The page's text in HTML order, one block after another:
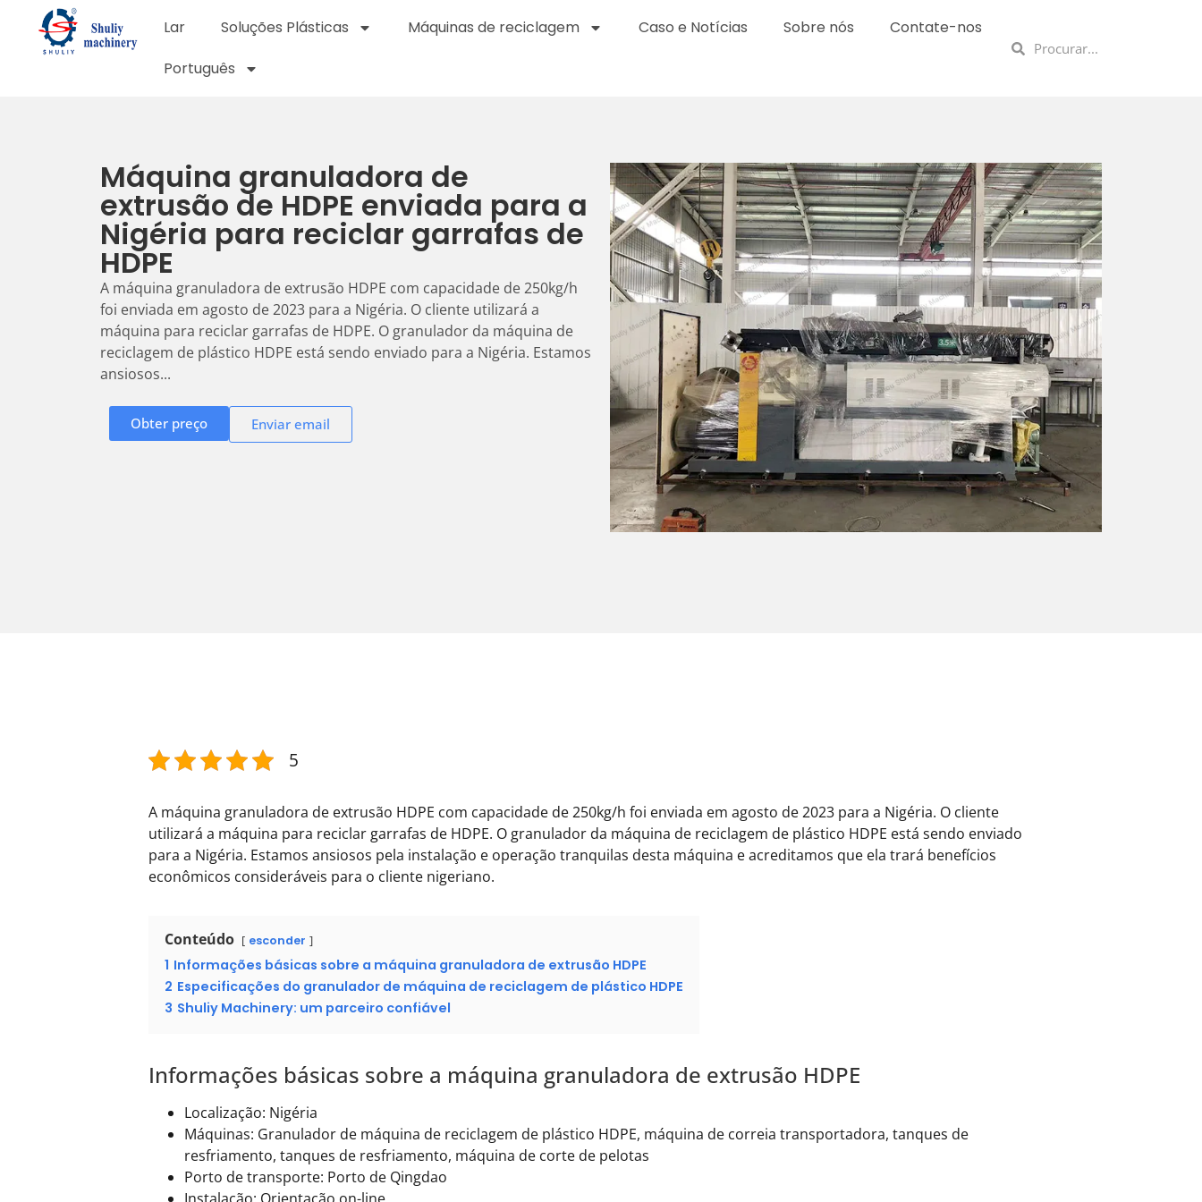
Lar Soluções Plásticas Máquinas de reciclagem Caso e Notícias Sobre nós
Contate-nos
Português
Máquina granuladora de
extrusão de HDPE enviada para a
Nigéria para reciclar garrafas de
HDPE
A máquina granuladora de extrusão HDPE com capacidade de 250kg/h
foi enviada em agosto de 2023 para a Nigéria. O cliente utilizará a
máquina para reciclar garrafas de HDPE. O granulador da máquina de
reciclagem de plástico HDPE está sendo enviado para a Nigéria. Estamos
ansiosos...
Obter preço Enviar email
5
A máquina granuladora de extrusão HDPE com capacidade de 250kg/h foi enviada em agosto de 2023 para a Nigéria. O cliente
utilizará a máquina para reciclar garrafas de HDPE. O granulador da máquina de reciclagem de plástico HDPE está sendo enviado
para a Nigéria. Estamos ansiosos pela instalação e operação tranquilas desta máquina e acreditamos que ela trará benefícios
econômicos consideráveis ​​para o cliente nigeriano.
Conteúdo esconder
1 Informações básicas sobre a máquina granuladora de extrusão HDPE
2 Especificações do granulador de máquina de reciclagem de plástico HDPE
3 Shuliy Machinery: um parceiro confiável
Informações básicas sobre a máquina granuladora de extrusão HDPE
Localização: Nigéria
Máquinas: Granulador de máquina de reciclagem de plástico HDPE, máquina de correia transportadora, tanques de
resfriamento, tanques de resfriamento, máquina de corte de pelotas
Porto de transporte: Porto de Qingdao